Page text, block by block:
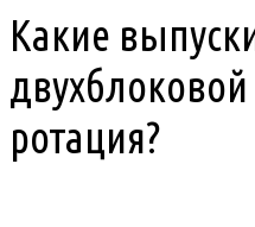
Какие
ротация?